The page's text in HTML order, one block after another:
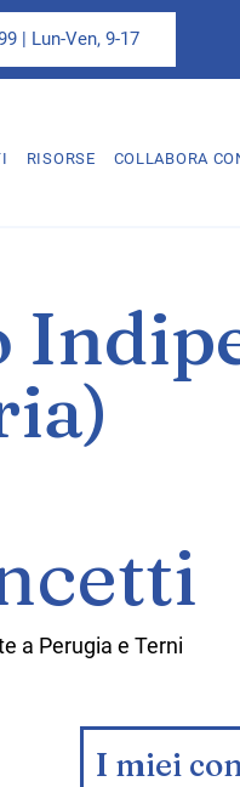
| Lun-Ven, 9-17
RISORSE COLLABORA
a Perugia e Terni
I miei